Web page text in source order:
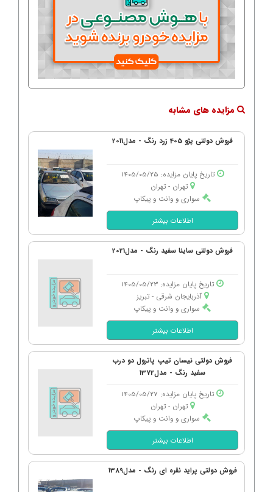
مزایده های مشابه
فروش دولتی پژو 405 زرد رنگ - مدل2011
تاریخ پایان مزایده: 1405/05/25
تهران - تهران
سواری و وانت و پیکاپ
اطلاعات بیشتر
فروش دولتی ساینا سفید رنگ - مدل2021
تاریخ پایان مزایده: 1405/05/23
آذربایجان شرقی - تبریز
سواری و وانت و پیکاپ
اطلاعات بیشتر
فروش دولتی نیسان تیپ پاترول دو درب
سفید رنگ - مدل1372
تاریخ پایان مزایده: 1405/05/27
تهران - تهران
سواری و وانت و پیکاپ
اطلاعات بیشتر
فروش دولتی پراید نقره ای رنگ - مدل1389